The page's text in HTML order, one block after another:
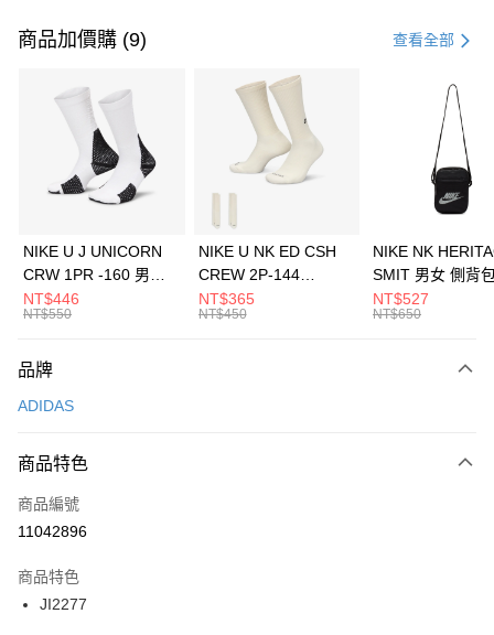
信用卡一次付款
3 期 0 利率 每期 21家銀行
合作金庫商業銀行
第一商業銀行
華南商業銀行
彰化商業銀行
上海商業儲蓄銀行
元大商業銀行
台灣樂天信用卡公司
Apple Pay
全盈+PAY
AFTEE先享後付
【關於「AFTEE先享後付」】
便利好安心！
３．安心：先確認商品／服務後，再付款。
【「AFTEE先享後付」結帳流程】
１．於結帳方式選擇「AFTEE先享後付」後，將跳轉至「AFTEE先享後付」
２．訂單成立數日內，您將收到繳費通知簡訊。
３．收到繳費通知簡訊後14天內，點擊此簡訊中的連結，可透過四大超商／
ATM／網路銀行／等多元方式進行付款，方視為交易完成。
運送方式
每筆NT$100，滿NT$1,500(含以上)免運費
宅配
每筆NT$100，滿NT$1,500(含以上)免運費
付款後門市自取
每筆NT$100，滿NT$1,500(含以上)免運費
商品加價購 (9) 查看全部
NIKE U J UNICORN
CRW 1PR -160 男女
中統襪 FZ3393100
NT$446
NT$550
NIKE U NK ED CSH
CREW 2P-144
EMBRDY 男女 短統襪
FZ3073133
NT$365
NT$450
NIKE NK
SMIT 男女 側背
BA5871010
NT$527
NT$650
品牌
ADIDAS
商品特色
商品編號
11042896
商品特色
JI2277